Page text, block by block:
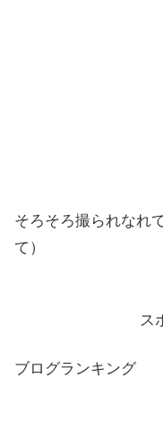
そろそろ撮られなれ
て）
ス
ブログランキング